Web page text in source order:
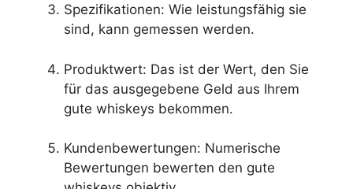
Spezifikationen: Wie leistungsfähig sie
sind, kann gemessen werden.
Produktwert: Das ist der Wert, den Sie
für das ausgegebene Geld aus Ihrem
gute whiskeys bekommen.
Kundenbewertungen: Numerische
Bewertungen bewerten den gute